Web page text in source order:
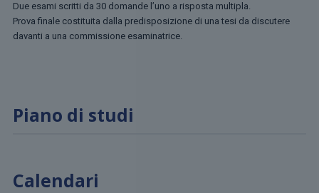
Due esami scritti da 30 domande l’uno a risposta multipla.
Prova finale costituita dalla predisposizione di una tesi da discutere
davanti a una commissione esaminatrice.
Piano di studi
Calendari